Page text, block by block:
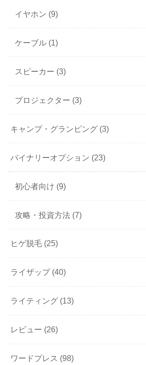
イヤホン (9)
ケーブル (1)
スピーカー (3)
プロジェクター (3)
キャンプ・グランピング (3)
バイナリーオプション (23)
初心者向け (9)
攻略・投資方法 (7)
ヒゲ脱毛 (25)
ライザップ (40)
ライティング (13)
レビュー (26)
ワードプレス (98)